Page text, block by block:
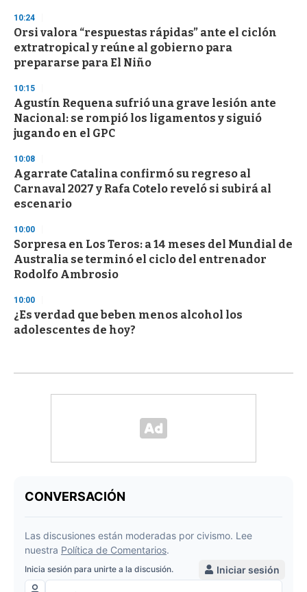
10:24
Orsi valora “respuestas rápidas” ante el ciclón
extratropical y reúne al gobierno para
prepararse para El Niño
10:15
Agustín Requena sufrió una grave lesión ante
Nacional: se rompió los ligamentos y siguió
jugando en el GPC
10:08
Agarrate Catalina confirmó su regreso al
Carnaval 2027 y Rafa Cotelo reveló si subirá al
escenario
10:00
Sorpresa en Los Teros: a 14 meses del Mundial de
Australia se terminó el ciclo del entrenador
Rodolfo Ambrosio
10:00
¿Es verdad que beben menos alcohol los
adolescentes de hoy?